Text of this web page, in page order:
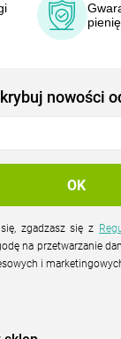
nowości
zgadzasz się z
na przetwarzanie
i